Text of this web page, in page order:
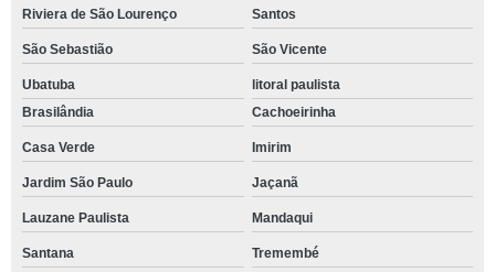
Riviera de São Lourenço Santos
São Sebastião São Vicente
Ubatuba
litoral paulista
Brasilândia
Cachoeirinha
Casa Verde Imirim
Jardim São Paulo Jaçanã
Lauzane Paulista Mandaqui
Santana Tremembé